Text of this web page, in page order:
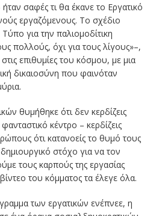
σαφές τι θα έκανε το Εργατικό
εργαζόμενους. Το σχέδιο
για την παλιομοδίτικη
πολλούς, όχι για τους λίγους»–,
επιθυμίες του κόσμου, με μια
δικαιοσύνη που φαινόταν
θυμήθηκε ότι δεν κερδίζεις
κέντρο – κερδίζεις
ότι κατανοείς το θυμό τους
στόχο για να τον
τους καρπούς της εργασίας
του κόμματος τα έλεγε όλα.
των εργατικών ενέπνεε, η